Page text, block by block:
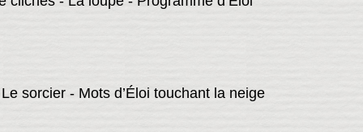
sorcier - Mots d’Éloi touchant la neige